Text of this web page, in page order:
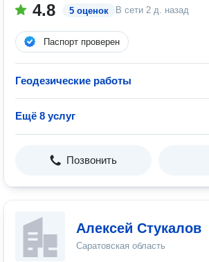
4.8 5 оценок В сети 2 д. назад
Паспорт проверен
Геодезические работы
Ещё 8 услуг
Позвонить
Алексей Стукалов
Саратовская область